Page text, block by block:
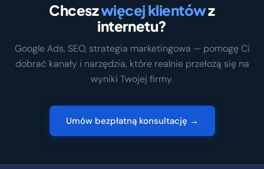
Chceszwięcej klientówz
internetu?
Google Ads, SEO, strategia marketingowa — pomogę Ci
dobrać kanały i narzędzia, które realnie przełożą się na
wyniki Twojej firmy.
Umów bezpłatną konsultację →